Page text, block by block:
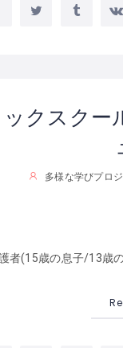
クスク
多様な学びプロ
者(15歳の息子/13歳